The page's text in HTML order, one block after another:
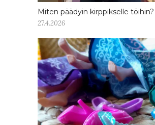
Miten päädyin kirppikselle töihin?
27.4.2026